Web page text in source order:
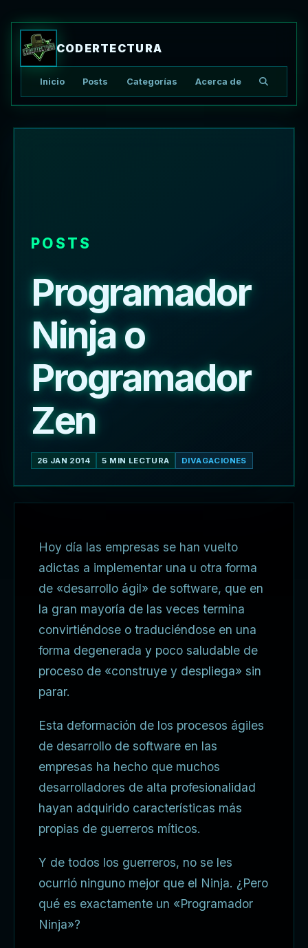
CODERTECTURA
Inicio Posts Categorías Acerca de Buscar
POSTS
Programador
Ninja o
Programador
Zen
26 JAN 2014 5 MIN LECTURA DIVAGACIONES
Hoy día las empresas se han vuelto
adictas a implementar una u otra forma
de «desarrollo ágil» de software, que en
la gran mayoría de las veces termina
convirtiéndose o traduciéndose en una
forma degenerada y poco saludable de
proceso de «construye y despliega» sin
parar.
Esta deformación de los procesos ágiles
de desarrollo de software en las
empresas ha hecho que muchos
desarrolladores de alta profesionalidad
hayan adquirido características más
propias de guerreros míticos.
Y de todos los guerreros, no se les
ocurrió ninguno mejor que el Ninja. ¿Pero
qué es exactamente un «Programador
Ninja»?